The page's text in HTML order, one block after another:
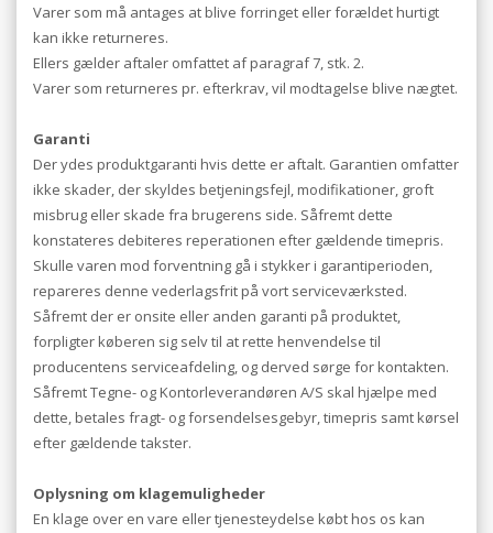
Varer som må antages at blive forringet eller forældet hurtigt
kan ikke returneres.
Ellers gælder aftaler omfattet af paragraf 7, stk. 2.
Varer som returneres pr. efterkrav, vil modtagelse blive nægtet.
Garanti
Der ydes produktgaranti hvis dette er aftalt. Garantien omfatter
ikke skader, der skyldes betjeningsfejl, modifikationer, groft
misbrug eller skade fra brugerens side. Såfremt dette
konstateres debiteres reperationen efter gældende timepris.
Skulle varen mod forventning gå i stykker i garantiperioden,
repareres denne vederlagsfrit på vort serviceværksted.
Såfremt der er onsite eller anden garanti på produktet,
forpligter køberen sig selv til at rette henvendelse til
producentens serviceafdeling, og derved sørge for kontakten.
Såfremt Tegne- og Kontorleverandøren A/S skal hjælpe med
dette, betales fragt- og forsendelsesgebyr, timepris samt kørsel
efter gældende takster.
Oplysning om klagemuligheder
En klage over en vare eller tjenesteydelse købt hos os kan